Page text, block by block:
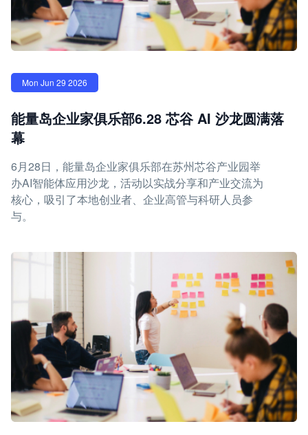
Mon Jun 29 2026
能量岛企业家俱乐部6.28 芯谷 AI 沙龙圆满落
幕
6月28日，能量岛企业家俱乐部在苏州芯谷产业园举
办AI智能体应用沙龙，活动以实战分享和产业交流为
核心，吸引了本地创业者、企业高管与科研人员参
与。